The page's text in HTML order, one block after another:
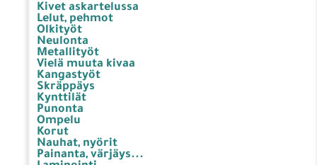
Kivet askartelussa
Lelut, pehmot
Olkityöt
Neulonta
Metallityöt
Vielä muuta kivaa
Kangastyöt
Skräppäys
Kynttilät
Punonta
Ompelu
Korut
Nauhat, nyörit
Painanta, värjäys...